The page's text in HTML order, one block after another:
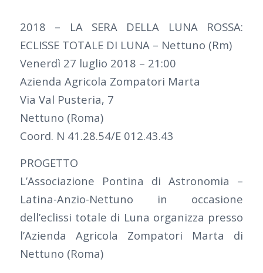
2018 – LA SERA DELLA LUNA ROSSA:
ECLISSE TOTALE DI LUNA – Nettuno (Rm)
Venerdì 27 luglio 2018 – 21:00
Azienda Agricola Zompatori Marta
Via Val Pusteria, 7
Nettuno (Roma)
Coord. N 41.28.54/E 012.43.43
PROGETTO
L’Associazione Pontina di Astronomia –
Latina-Anzio-Nettuno in occasione
dell’eclissi totale di Luna organizza presso
l’Azienda Agricola Zompatori Marta di
Nettuno (Roma)